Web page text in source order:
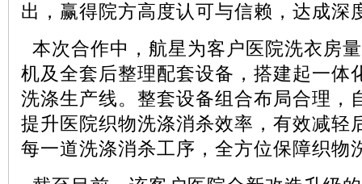
出，赢得院方高度认可与信赖，达成深
本次合作中，航星为客户医院洗衣房
机及全套后整理配套设备，搭建起一体
洗涤生产线。整套设备组合布局合理，
提升医院织物洗涤消杀效率，有效减轻
每一道洗涤消杀工序，全方位保障织物